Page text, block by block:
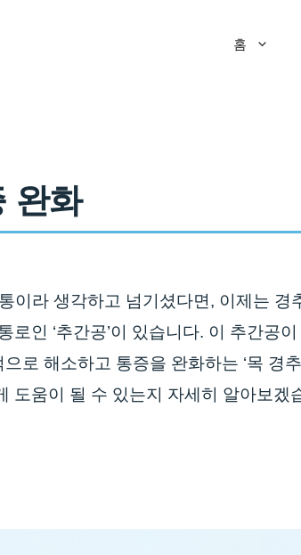
홈
완화
이라 생각하고 넘기셨다면, 이제는 경
인 ‘추간공’이 있습니다. 이 추간공이
해소하고 통증을 완화하는 ‘목 경추
도움이 될 수 있는지 자세히 알아보겠